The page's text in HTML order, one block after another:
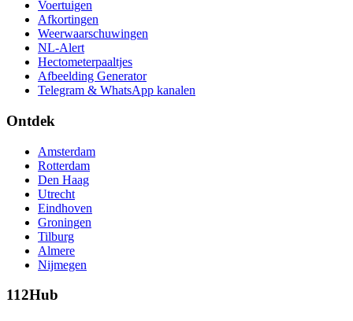
Voertuigen
Afkortingen
Weerwaarschuwingen
NL-Alert
Hectometerpaaltjes
Afbeelding Generator
Telegram & WhatsApp kanalen
Ontdek
Amsterdam
Rotterdam
Den Haag
Utrecht
Eindhoven
Groningen
Tilburg
Almere
Nijmegen
112Hub